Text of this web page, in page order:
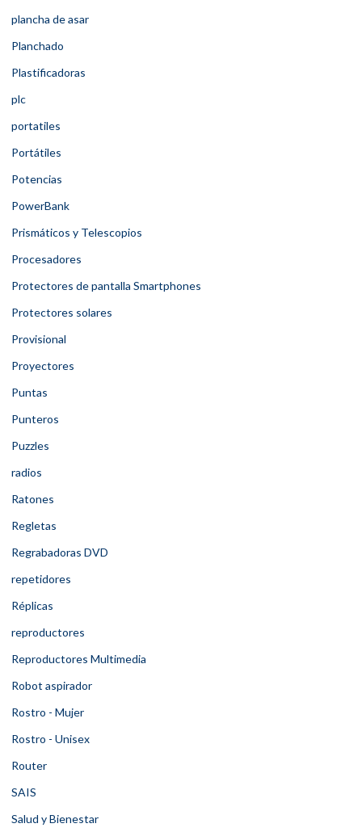
plancha de asar
Planchado
Plastificadoras
plc
portatiles
Portátiles
Potencias
PowerBank
Prismáticos y Telescopios
Procesadores
Protectores de pantalla Smartphones
Protectores solares
Provisional
Proyectores
Puntas
Punteros
Puzzles
radios
Ratones
Regletas
Regrabadoras DVD
repetidores
Réplicas
reproductores
Reproductores Multimedia
Robot aspirador
Rostro - Mujer
Rostro - Unisex
Router
SAIS
Salud y Bienestar